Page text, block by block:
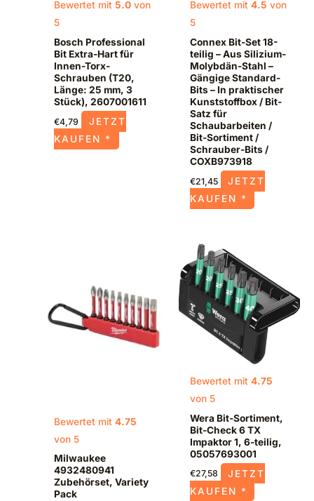
Bewertet mit5.0 von
5
Bosch Professional
Bit Extra-Hart für
Innen-Torx-
Schrauben (T20,
Länge: 25 mm, 3
Stück), 2607001611
€4,79
JETZT
KAUFEN *
Bewertet mit 4.5 von
5
Connex Bit-Set 18-
teilig – Aus Silizium-
Molybdän-Stahl –
Gängige Standard-
Bits – In praktischer
Kunststoffbox / Bit-
Satz für
Schaubarbeiten /
Bit-Sortiment /
Schrauber-Bits /
COXB973918
€21,45
JETZT
KAUFEN *
Bewertet mit4.75
von 5
Milwaukee
4932480941
Zubehörset, Variety
Pack
Bewertet mit 4.75
von 5
Wera Bit-Sortiment,
Bit-Check 6 TX
Impaktor 1, 6-teilig,
05057693001
€27,58
JETZT
KAUFEN *